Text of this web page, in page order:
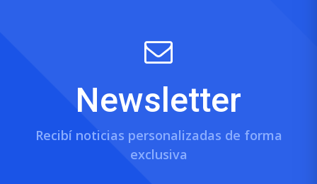
Newsletter
Recibí noticias personalizadas de forma
exclusiva